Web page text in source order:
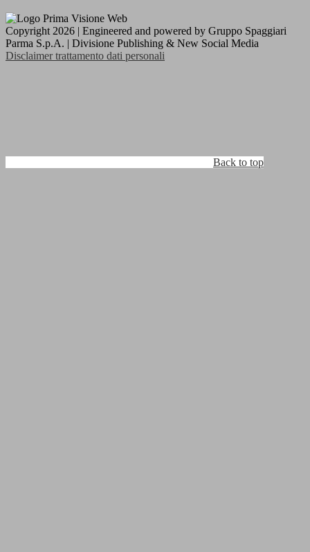
Copyright 2026 | Engineered and powered by Gruppo Spaggiari
Parma S.p.A. | Divisione Publishing & New Social Media
Disclaimer trattamento dati personali
Back to top